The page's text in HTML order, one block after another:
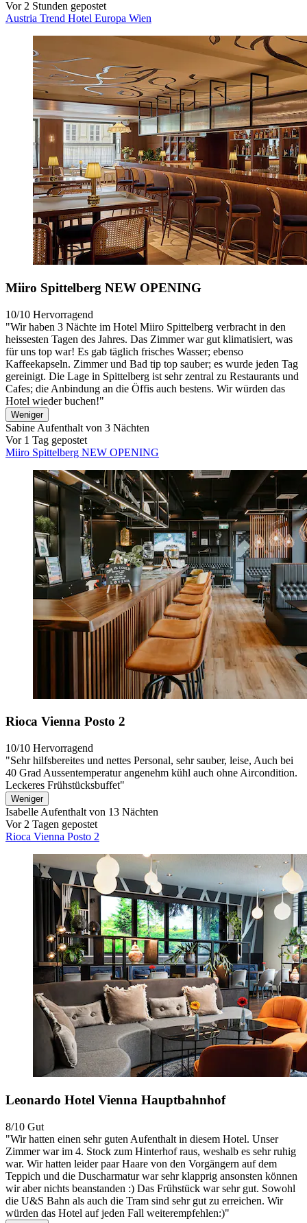
Vor 2 Stunden gepostet
Austria Trend Hotel Europa Wien
Miiro Spittelberg NEW OPENING
10/10 Hervorragend
"Wir haben 3 Nächte im Hotel Miiro Spittelberg verbracht in den
heissesten Tagen des Jahres. Das Zimmer war gut klimatisiert, was
für uns top war! Es gab täglich frisches Wasser; ebenso
Kaffeekapseln. Zimmer und Bad tip top sauber; es wurde jeden Tag
gereinigt. Die Lage in Spittelberg ist sehr zentral zu Restaurants und
Cafes; die Anbindung an die Öffis auch bestens. Wir würden das
Hotel wieder buchen!"
Weniger
Sabine Aufenthalt von 3 Nächten
Vor 1 Tag gepostet
Miiro Spittelberg NEW OPENING
Rioca Vienna Posto 2
10/10 Hervorragend
"Sehr hilfsbereites und nettes Personal, sehr sauber, leise, Auch bei
40 Grad Aussentemperatur angenehm kühl auch ohne Aircondition.
Leckeres Frühstücksbuffet"
Weniger
Isabelle Aufenthalt von 13 Nächten
Vor 2 Tagen gepostet
Rioca Vienna Posto 2
Leonardo Hotel Vienna Hauptbahnhof
8/10 Gut
"Wir hatten einen sehr guten Aufenthalt in diesem Hotel. Unser
Zimmer war im 4. Stock zum Hinterhof raus, weshalb es sehr ruhig
war. Wir hatten leider paar Haare von den Vorgängern auf dem
Teppich und die Duscharmatur war sehr klapprig ansonsten können
wir aber nichts beanstanden :) Das Frühstück war sehr gut. Sowohl
die U&S Bahn als auch die Tram sind sehr gut zu erreichen. Wir
würden das Hotel auf jeden Fall weiterempfehlen:)"